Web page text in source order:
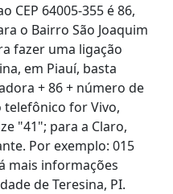
CEP 64005-355 é 86,
o Bairro São Joaquim
fazer uma ligação
em Piauí, basta
+ 86 + número de
telefônico for Vivo,
"41"; para a Claro,
Por exemplo: 015
mais informações
de Teresina, PI.